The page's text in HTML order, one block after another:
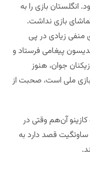
انگلستان بازی را به
بازی نداشت.
زیادی در پی
پیغامی فرستاد و
جوان، هنوز
ملی است، صحبت از
کازینو آن‌هم وقتی در
ساوتگیت قصد دارد به